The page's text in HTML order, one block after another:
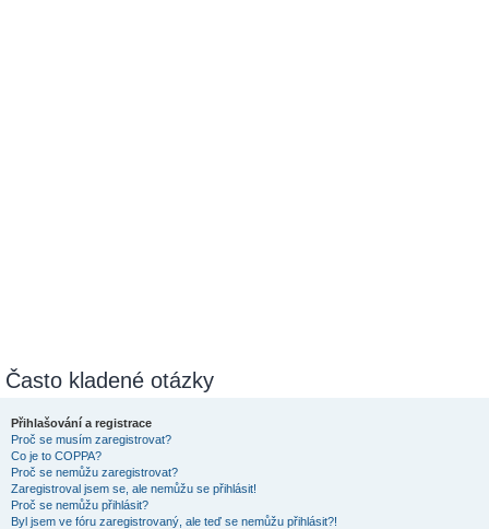
Často kladené otázky
Přihlašování a registrace
Proč se musím zaregistrovat?
Co je to COPPA?
Proč se nemůžu zaregistrovat?
Zaregistroval jsem se, ale nemůžu se přihlásit!
Proč se nemůžu přihlásit?
Byl jsem ve fóru zaregistrovaný, ale teď se nemůžu přihlásit?!